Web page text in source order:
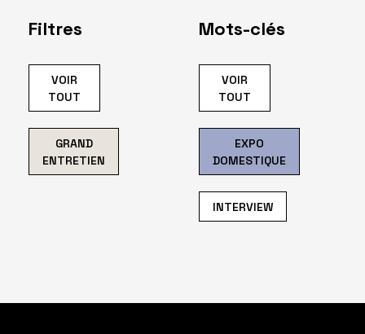
Filtres
VOIR
TOUT
GRAND
ENTRETIEN
Mots-clés
VOIR
TOUT
EXPO
DOMESTIQUE
INTERVIEW